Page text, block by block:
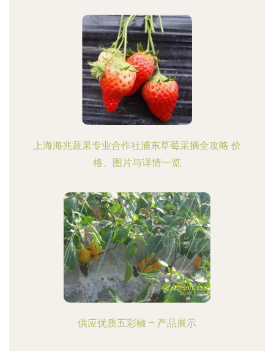
上海海兆蔬果专业合作社浦东草莓采摘全攻略 价
格、图片与详情一览
供应优质五彩椒 – 产品展示